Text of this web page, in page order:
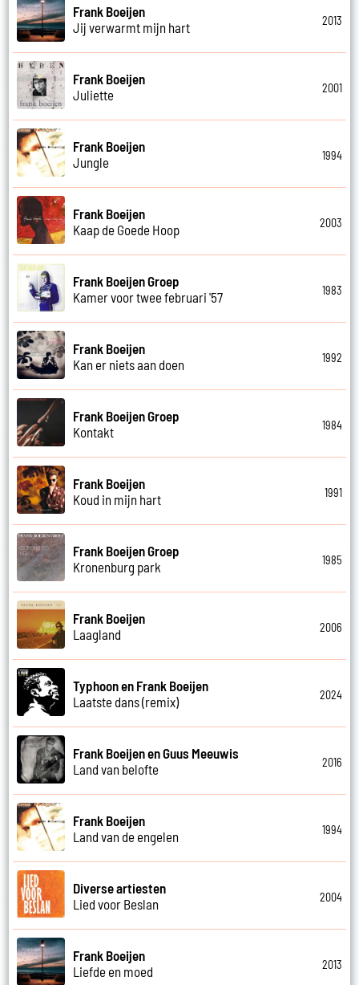
Frank Boeijen
Jij verwarmt mijn hart
2013
Frank Boeijen
Juliette
2001
Frank Boeijen
Jungle
1994
Frank Boeijen
Kaap de Goede Hoop
2003
Frank Boeijen Groep
Kamer voor twee februari '57
1983
Frank Boeijen
Kan er niets aan doen
1992
Frank Boeijen Groep
Kontakt
1984
Frank Boeijen
Koud in mijn hart
1991
Frank Boeijen Groep
Kronenburg park
1985
Frank Boeijen
Laagland
2006
Typhoon en Frank Boeijen
Laatste dans (remix)
2024
Frank Boeijen en Guus Meeuwis
Land van belofte
2016
Frank Boeijen
Land van de engelen
1994
Diverse artiesten
Lied voor Beslan
2004
Frank Boeijen
Liefde en moed
2013